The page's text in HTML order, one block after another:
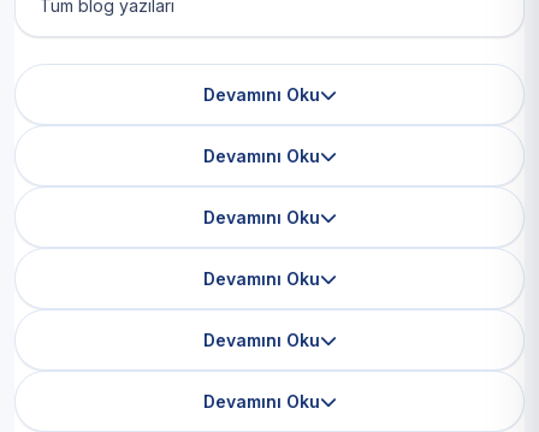
Tüm blog yazıları
Devamını Oku
Devamını Oku
Devamını Oku
Devamını Oku
Devamını Oku
Devamını Oku